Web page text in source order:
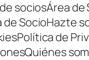
sociosÁrea de
de SocioHazte
Política de
Quiénes